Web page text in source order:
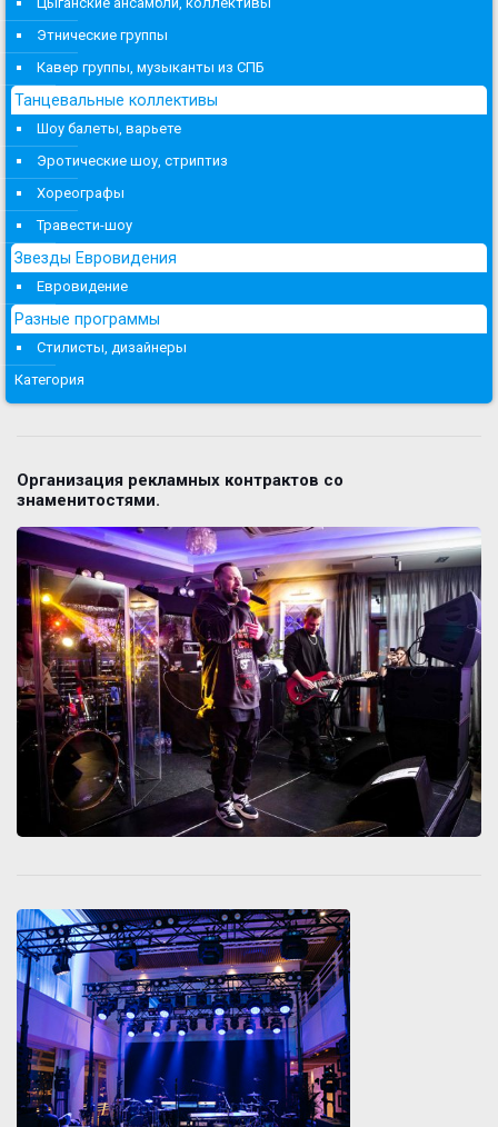
Этнические группы
Кавер группы, музыканты из СПБ
Танцевальные коллективы
Шоу балеты, варьете
Эротические шоу, стриптиз
Хореографы
Травести-шоу
Звезды Евровидения
Евровидение
Разные программы
Стилисты, дизайнеры
Категория
Организация рекламных контрактов со
знаменитостями.